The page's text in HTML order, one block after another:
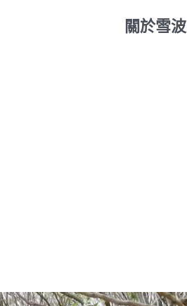
關於雪波